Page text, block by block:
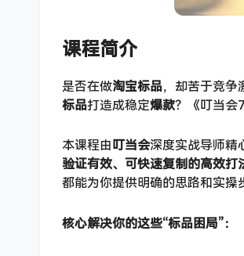
课程简介
是否在做淘宝标品，却苦于竞争
标品打造成稳定爆款？《叮当会
本课程由叮当会深度实战导师精
验证有效、可快速复制的高效打
都能为你提供明确的思路和实操
核心解决你的这些“标品困局”：​